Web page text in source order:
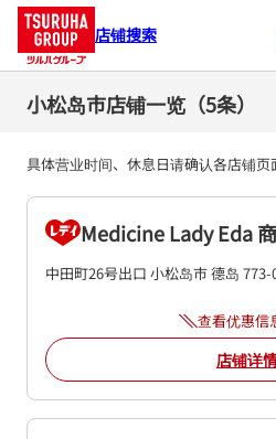
店铺搜索
小松岛市店铺一览（5条）
具体营业时间、休息日请确认各店铺页
Medicine Lady Eda
中田町26号出口 小松岛市德岛 773-
查看优惠信
店铺详